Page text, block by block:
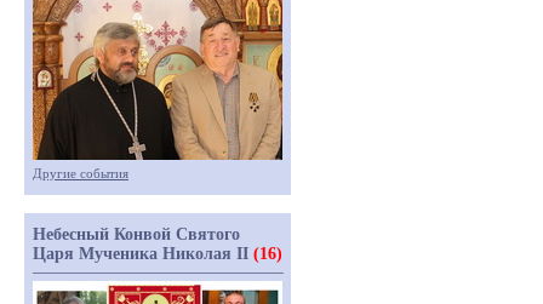
Другие события
Небесный Конвой Святого
Царя Мученика Николая II (16)